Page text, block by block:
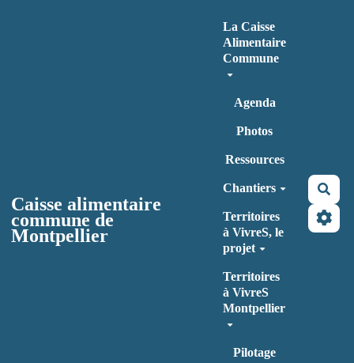
Caisse alimentaire
commune de
Montpellier
La Caisse
Alimentaire
Commune
Agenda
Photos
Ressources
Chantiers
Territoires
à VivreS, le
projet
Territoires
à VivreS
Montpellier
Pilotage